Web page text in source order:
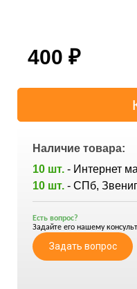
400 ₽
Наличие товара:
10 шт. - Интернет
10 шт. - СПб,
Есть вопрос?
Задайте его нашему
Задать вопрос